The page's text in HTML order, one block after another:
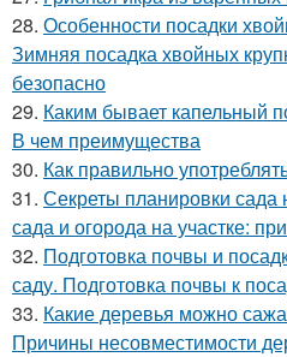
28. Особенности посадки
Зимняя посадка хвойных
безопасно
29. Каким бывает капельный
В чем преимущества
30. Как правильно
31. Секреты планировки сада
сада и огорода на участке:
32. Подготовка почвы и
саду. Подготовка почвы к
33. Какие деревья можно
Причины несовместимости